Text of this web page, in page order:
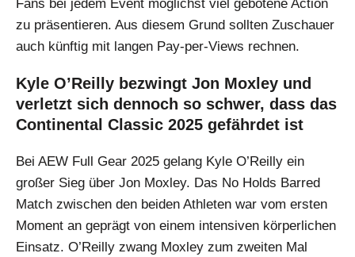
Fans bei jedem Event möglichst viel gebotene Action
zu präsentieren. Aus diesem Grund sollten Zuschauer
auch künftig mit langen Pay-per-Views rechnen.
Kyle O’Reilly bezwingt Jon Moxley und
verletzt sich dennoch so schwer, dass das
Continental Classic 2025 gefährdet ist
Bei AEW Full Gear 2025 gelang Kyle O’Reilly ein
großer Sieg über Jon Moxley. Das No Holds Barred
Match zwischen den beiden Athleten war vom ersten
Moment an geprägt von einem intensiven körperlichen
Einsatz. O’Reilly zwang Moxley zum zweiten Mal